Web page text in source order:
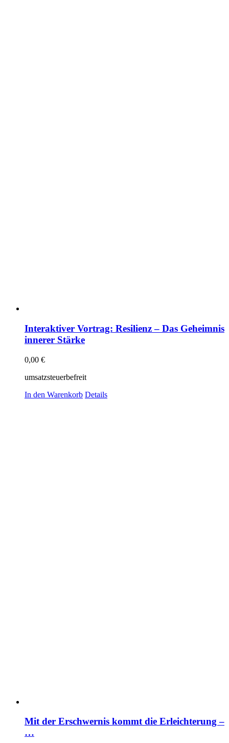
Interaktiver Vortrag: Resilienz – Das Geheimnis
innerer Stärke
0,00 €
umsatzsteuerbefreit
In den Warenkorb Details
Mit der Erschwernis kommt die Erleichterung –
…